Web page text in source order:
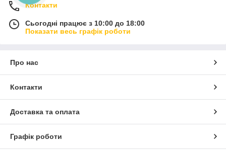
Контакти
Сьогодні працює з 10:00 до 18:00
Показати весь графік роботи
Про нас
Контакти
Доставка та оплата
Графік роботи